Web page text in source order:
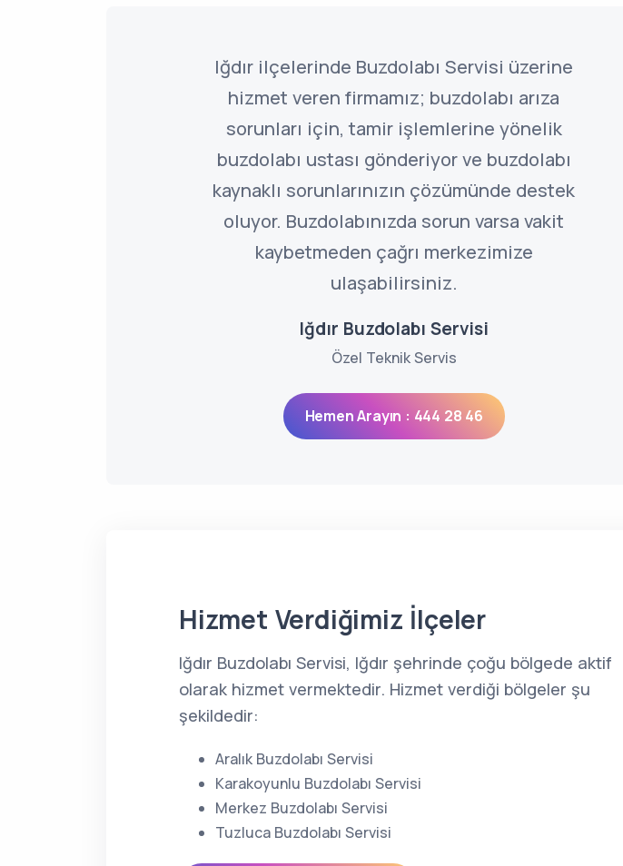
Iğdır ilçelerinde Buzdolabı Servisi üzerine
hizmet veren firmamız; buzdolabı arıza
sorunları için, tamir işlemlerine yönelik
buzdolabı ustası gönderiyor ve buzdolabı
kaynaklı sorunlarınızın çözümünde destek
oluyor. Buzdolabınızda sorun varsa vakit
kaybetmeden çağrı merkezimize
ulaşabilirsiniz.
Iğdır Buzdolabı Servisi
Özel Teknik Servis
Hemen Arayın : 444 28 46
Hizmet Verdiğimiz İlçeler
Iğdır Buzdolabı Servisi, Iğdır şehrinde çoğu bölgede aktif
olarak hizmet vermektedir. Hizmet verdiği bölgeler şu
şekildedir:
Aralık Buzdolabı Servisi
Karakoyunlu Buzdolabı Servisi
Merkez Buzdolabı Servisi
Tuzluca Buzdolabı Servisi